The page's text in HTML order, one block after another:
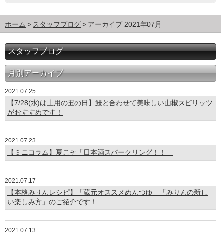
ホーム スタッフブログ アーカイブ 2021年07月
スタッフブログ
月別アーカイブ
2021.07.25
【7/28(水)は土用の丑の日】鰻と合わせて美味しい山椒スピリッツ
がおすすめです！
2021.07.23
【ミニコラム】夏こそ「日本酒スパークリング！！」
2021.07.17
【本格みりんレシピ】「蔵元オススメめんつゆ」「みりんの新し
い楽しみ方」のご紹介です！
2021.07.13